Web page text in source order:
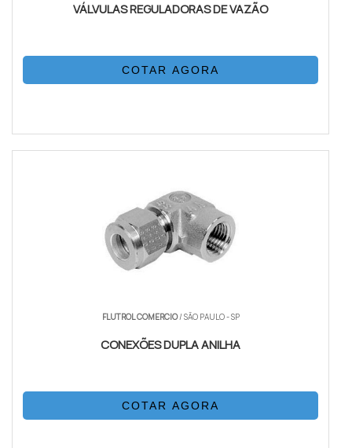
VÁLVULAS REGULADORAS DE VAZÃO
COTAR AGORA
FLUTROL COMERCIO/ SÃO PAULO - SP
CONEXÕES DUPLA ANILHA
COTAR AGORA